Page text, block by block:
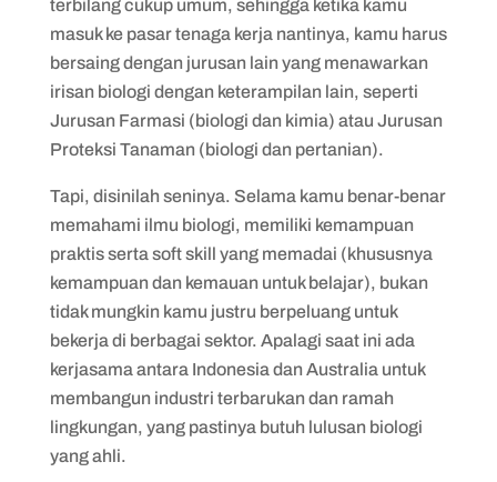
terbilang cukup umum, sehingga ketika kamu
masuk ke pasar tenaga kerja nantinya, kamu harus
bersaing dengan jurusan lain yang menawarkan
irisan biologi dengan keterampilan lain, seperti
Jurusan Farmasi (biologi dan kimia) atau Jurusan
Proteksi Tanaman (biologi dan pertanian).
Tapi, disinilah seninya. Selama kamu benar-benar
memahami ilmu biologi, memiliki kemampuan
praktis serta soft skill yang memadai (khususnya
kemampuan dan kemauan untuk belajar), bukan
tidak mungkin kamu justru berpeluang untuk
bekerja di berbagai sektor. Apalagi saat ini ada
kerjasama antara Indonesia dan Australia untuk
membangun industri terbarukan dan ramah
lingkungan, yang pastinya butuh lulusan biologi
yang ahli.